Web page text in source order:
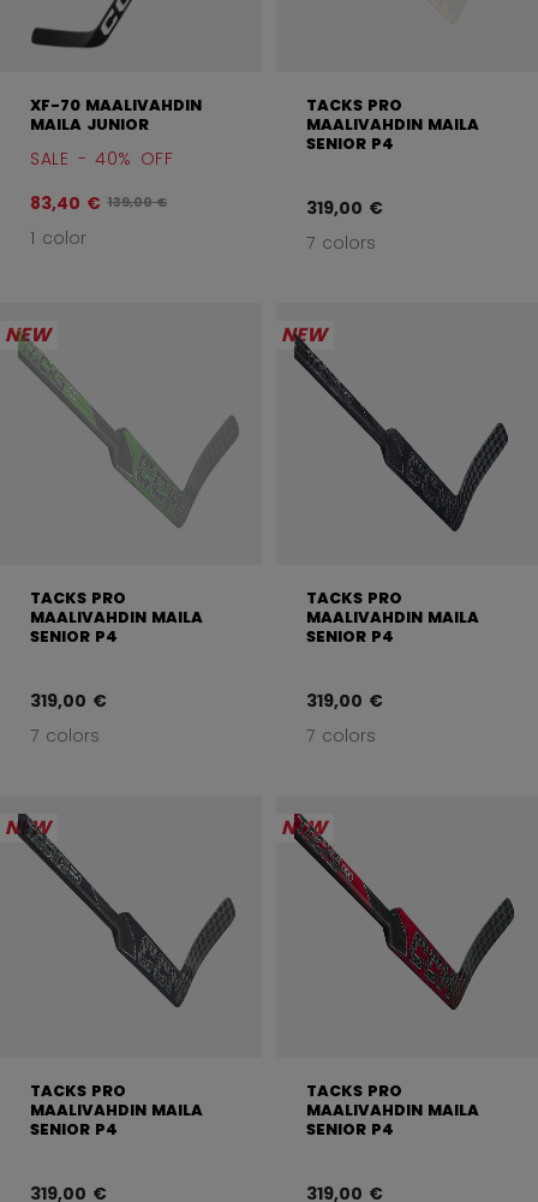
XF-70 MAALIVAHDIN
MAILA JUNIOR
SALE - 40% OFF
83,40 € Alkuperäinen hinta ennen alennusta oli
139,00 €
1 color
TACKS PRO
MAALIVAHDIN MAILA
SENIOR P4
319,00 €
7 colors
NEW
TACKS PRO
MAALIVAHDIN MAILA
SENIOR P4
319,00 €
7 colors
NEW
TACKS PRO
MAALIVAHDIN MAILA
SENIOR P4
319,00 €
7 colors
NEW
TACKS PRO
MAALIVAHDIN MAILA
SENIOR P4
319,00 €
NEW
TACKS PRO
MAALIVAHDIN MAILA
SENIOR P4
319,00 €